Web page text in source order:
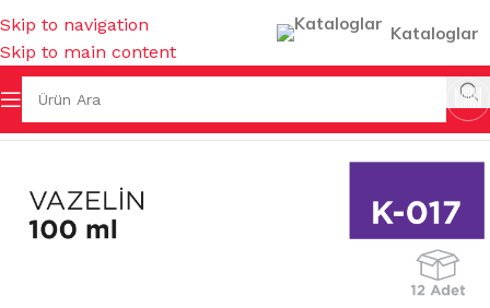
Skip to navigation
Skip to main content
Kataloglar
Ana Sayfa